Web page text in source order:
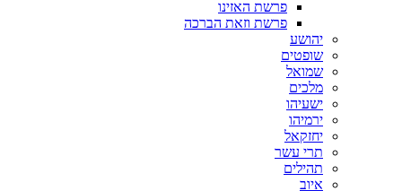
פרשת האזינו
פרשת וזאת הברכה
יהושע
שופטים
שמואל
מלכים
ישעיהו
ירמיהו
יחזקאל
תרי עשר
תהילים
איוב